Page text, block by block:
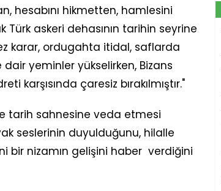
hesabını hikmetten, hamlesini
Türk askeri dehasının tarihin seyrine
karar, ordugahta itidal, saflarda
yeminler yükselirken, Bizans
karşısında çaresiz bırakılmıştır."
tarih sahnesine veda etmesi
seslerinin duyulduğunu, hilalle
bir nizamın gelişini haber verdiğini